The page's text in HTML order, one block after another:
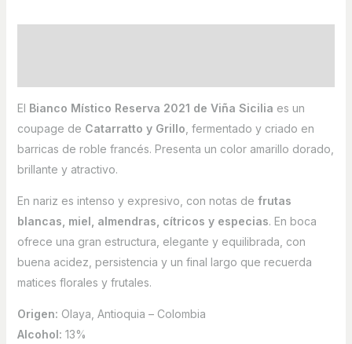
El Bianco Místico Reserva 2021 de Viña Sicilia es un
coupage de Catarratto y Grillo , fermentado y criado en
barricas de roble francés. Presenta un color amarillo dorado,
brillante y atractivo.
En nariz es intenso y expresivo, con notas de frutas
blancas, miel, almendras, cítricos y especias. En boca
ofrece una gran estructura, elegante y equilibrada, con
buena acidez, persistencia y un final largo que recuerda
matices florales y frutales.
Origen: Olaya, Antioquia – Colombia
Alcohol: 13%